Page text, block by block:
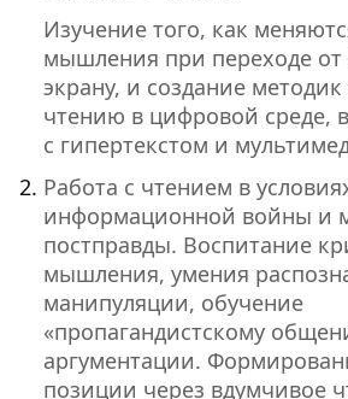
Изучение того, как
мышления при переходе от
экрану, и создание
чтению в цифровой среде,
с гипертекстом и
Работа с чтением в
информационной войны и
постправды. Воспитание
мышления, умения
манипуляции, обучение
«пропагандистскому
аргументации.
позиции через вдумчивое